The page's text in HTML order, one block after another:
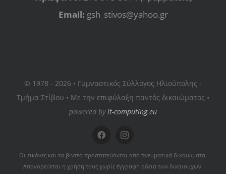
Email: gsh_stivos@yahoo.gr
© 1978 - 2026 • Γυμναστικός Σύλλογος Ηλιούπολης -
Τμήμα Στίβου • Με την επιφύλαξη παντός δικαιώματος •
powered byit-computing.eu
Οι εικόνες και τα βίντεο προστατεύονται από πνευματικά δικαιώματα.
Απαγορεύεται η χρήση τους χωρίς έγγραφη άδεια των δικαιούχων.